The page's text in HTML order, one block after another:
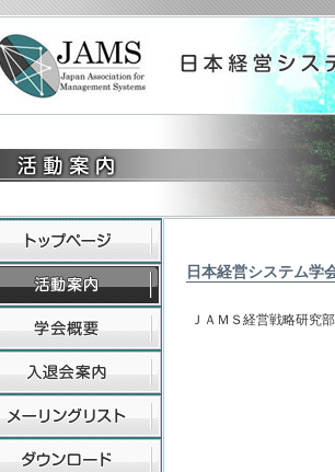
日本経営システム学
ＪＡＭＳ経営戦略研究
主査
幹事
幹事